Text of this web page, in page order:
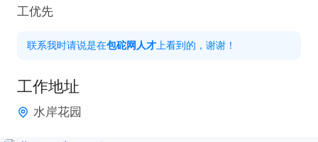
工优先
联系我时请说是在包砣网人才 上看到的，谢谢！
工作地址
水岸花园